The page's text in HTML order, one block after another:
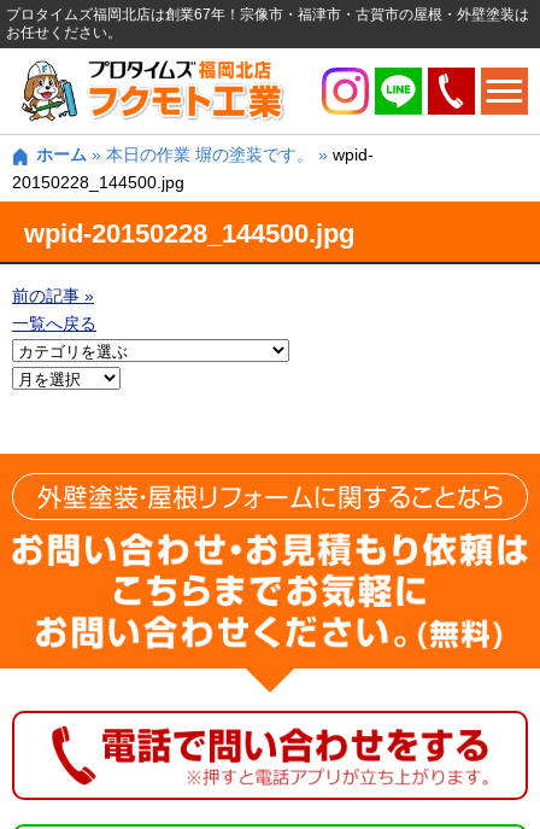
プロタイムズ福岡北店は創業67年！宗像市・福津市・古賀市の屋根・外壁塗装は
お任せください。
ホーム » 本日の作業 塀の塗装です。 » wpid-
20150228_144500.jpg
wpid-20150228_144500.jpg
前の記事 »
一覧へ戻る